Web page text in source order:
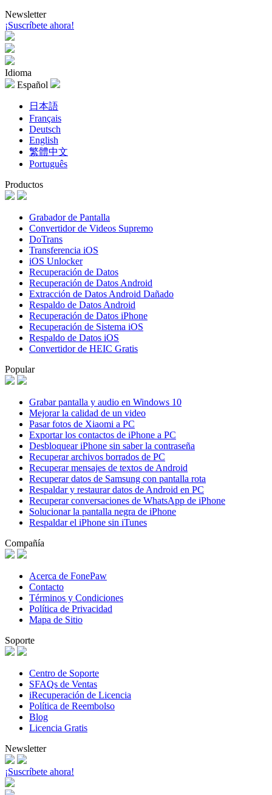
Newsletter
¡Suscríbete ahora!
Idioma
Español
日本語
Français
Deutsch
English
繁體中文
Português
Productos
Grabador de Pantalla
Convertidor de Videos Supremo
DoTrans
Transferencia iOS
iOS Unlocker
Recuperación de Datos
Recuperación de Datos Android
Extracción de Datos Android Dañado
Respaldo de Datos Android
Recuperación de Datos iPhone
Recuperación de Sistema iOS
Respaldo de Datos iOS
Convertidor de HEIC Gratis
Popular
Grabar pantalla y audio en Windows 10
Mejorar la calidad de un video
Pasar fotos de Xiaomi a PC
Exportar los contactos de iPhone a PC
Desbloquear iPhone sin saber la contraseña
Recuperar archivos borrados de PC
Recuperar mensajes de textos de Android
Recuperar datos de Samsung con pantalla rota
Respaldar y restaurar datos de Android en PC
Recuperar conversaciones de WhatsApp de iPhone
Solucionar la pantalla negra de iPhone
Respaldar el iPhone sin iTunes
Compañía
Acerca de FonePaw
Contacto
Términos y Condiciones
Política de Privacidad
Mapa de Sitio
Soporte
Centro de Soporte
SFAQs de Ventas
iRecuperación de Licencia
Política de Reembolso
Blog
Licencia Gratis
Newsletter
¡Suscríbete ahora!